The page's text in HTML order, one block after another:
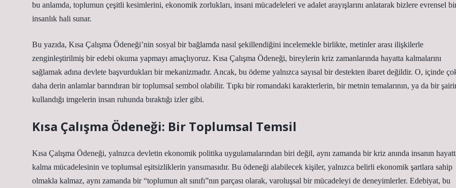
bu anlamda, toplumun çeşitli kesimlerini, ekonomik zorlukları, insani mücadeleleri ve adalet arayışlarını anlatarak bizlere evrensel
insanlık hali sunar.
Bu yazıda, Kısa Çalışma Ödeneği’nin sosyal bir bağlamda nasıl şekillendiğini incelemekle birlikte, metinler arası ilişkilerle
zenginleştirilmiş bir edebi okuma yapmayı amaçlıyoruz. Kısa Çalışma Ödeneği, bireylerin kriz zamanlarında hayatta kalmalarını
sağlamak adına devlete başvurdukları bir mekanizmadır. Ancak, bu ödeme yalnızca sayısal bir destekten ibaret değildir. O, içinde
daha derin anlamlar barındıran bir toplumsal sembol olabilir. Tıpkı bir romandaki karakterlerin, bir metnin temalarının, ya da bir
kullandığı imgelerin insan ruhunda bıraktığı izler gibi.
Kısa Çalışma Ödeneği: Bir Toplumsal Temsil
Kısa Çalışma Ödeneği, yalnızca devletin ekonomik politika uygulamalarından biri değil, aynı zamanda bir kriz anında insanın
kalma mücadelesinin ve toplumsal eşitsizliklerin yansımasıdır. Bu ödeneği alabilecek kişiler, yalnızca belirli ekonomik şartlara sahip
olmakla kalmaz, aynı zamanda bir “toplumun alt sınıfı”nın parçası olarak, varoluşsal bir mücadeleyi de deneyimlerler. Edebiyat, bu